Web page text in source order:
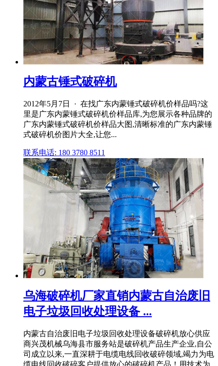
内蒙古锤式破碎机
2012年5月7日 · 在找广东内蒙锤式破碎机价样品吗?这
里是广东内蒙锤式破碎机价样品库,为您展示各种品牌的
广东内蒙锤式破碎机价样品大图,清晰标准的广东内蒙锤
式破碎机价图片大全,让您...
联系电话: 180 3780 8511
乌海破碎机厂家直销内蒙古自治废旧
电子垃圾回收处理设备 ...
内蒙古自治废旧电子垃圾回收处理设备破碎机放心供应
商兴茂机械乌海县市服务站是破碎机产品生产企业,自公
司成立以来,一直深耕于电缆电线回收破碎领域,竭力为电